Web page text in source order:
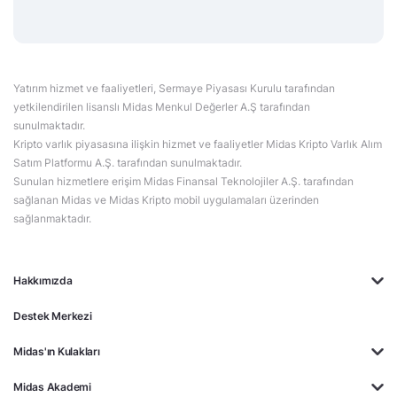
Hakkımızda
Destek Merkezi
Midas'ın Kulakları
Midas Akademi
Yatırım hizmet ve faaliyetleri, Sermaye Piyasası Kurulu tarafından
yetkilendirilen lisanslı Midas Menkul Değerler A.Ş tarafından
sunulmaktadır.
Kripto varlık piyasasına ilişkin hizmet ve faaliyetler Midas Kripto Varlık Alım
Satım Platformu A.Ş. tarafından sunulmaktadır.
Sunulan hizmetlere erişim Midas Finansal Teknolojiler A.Ş. tarafından
sağlanan Midas ve Midas Kripto mobil uygulamaları üzerinden
sağlanmaktadır.